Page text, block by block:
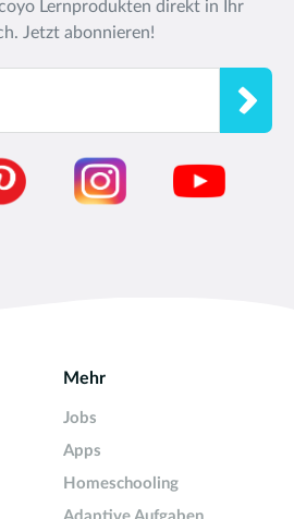
Lernprodukten direkt in Ihr
Jetzt abonnieren!
Mehr
Jobs
Apps
Homeschooling